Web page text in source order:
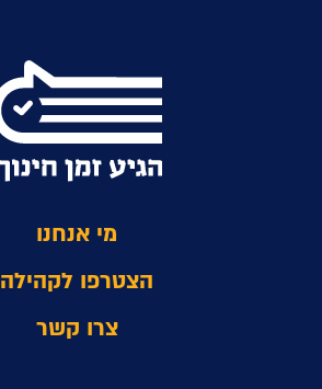
מי אנחנו
הצטרפו לקהילה
צרו קשר